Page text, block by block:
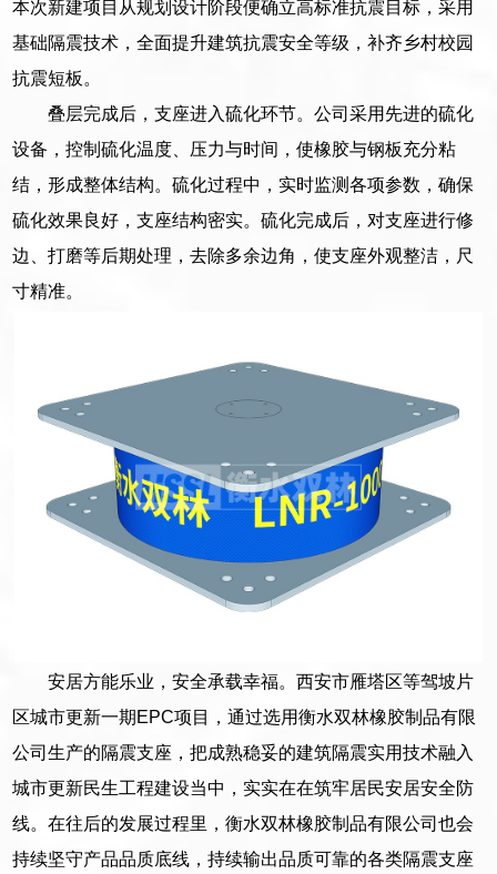
本次新建项目从规划设计阶段便确立高标准抗震目标，采用
基础隔震技术，全面提升建筑抗震安全等级，补齐乡村校园
抗震短板。
叠层完成后，支座进入硫化环节。公司采用先进的硫化
设备，控制硫化温度、压力与时间，使橡胶与钢板充分粘
结，形成整体结构。硫化过程中，实时监测各项参数，确保
硫化效果良好，支座结构密实。硫化完成后，对支座进行修
边、打磨等后期处理，去除多余边角，使支座外观整洁，尺
寸精准。
安居方能乐业，安全承载幸福。西安市雁塔区等驾坡片
区城市更新一期EPC项目，通过选用衡水双林橡胶制品有限
公司生产的隔震支座，把成熟稳妥的建筑隔震实用技术融入
城市更新民生工程建设当中，实实在在筑牢居民安居安全防
线。在往后的发展过程里，衡水双林橡胶制品有限公司也会
持续坚守产品品质底线，持续输出品质可靠的各类隔震支座